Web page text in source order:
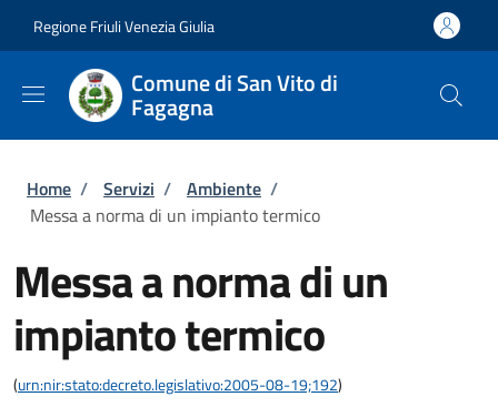
Regione Friuli Venezia Giulia
Comune di San Vito di
Fagagna
Briciole di pane
Home / Servizi / Ambiente /
Messa a norma di un impianto termico
Messa a norma di un
impianto termico
(urn:nir:stato:decreto.legislativo:2005-08-19;192)